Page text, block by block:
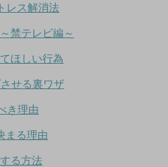
レス解消法
禁テレビ編～
ほしい行為
せる裏ワザ
き理由
まる理由
る方法